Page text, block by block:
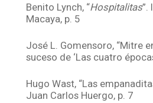
Benito Lynch, “Hospitalitas”.
Macaya, p. 5
José L. Gomensoro, “Mitre
suceso de ‘Las cuatro
Hugo Wast, “Las
Juan Carlos Huergo, p. 7